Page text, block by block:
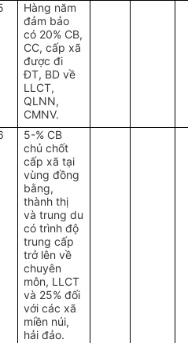
Hàng năm
đảm bảo
có 20% CB,
CC, cấp xã
được đi
ĐT, BD về
LLCT,
QLNN,
CMNV.
5-% CB
chủ chốt
cấp xã tại
vùng đồng
bằng,
thành thị
và trung du
có trình độ
trung cấp
trở lên về
chuyên
môn, LLCT
và 25% đối
với các xã
miền núi,
hải đảo.